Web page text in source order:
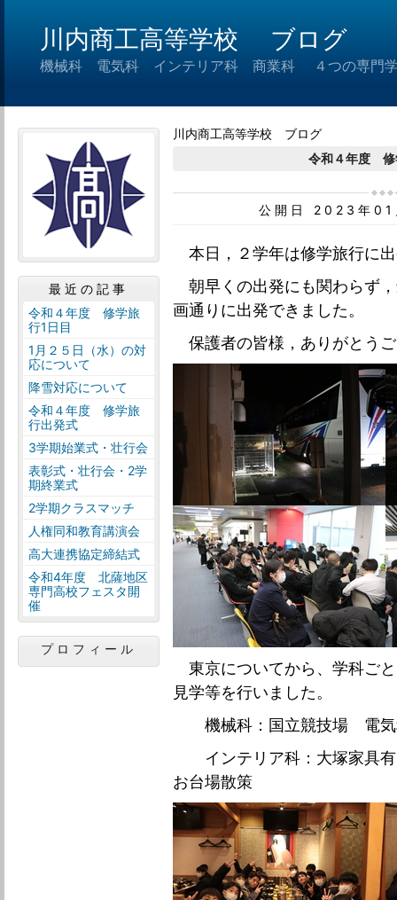
川内商工高等学校 ブログ
機械科 電気科 インテリア科 商業科 ４つの専門学
川内商工高等学校 ブログ
令和４年度 修
公開日 2023年
本日，２学年は修学旅行に
朝早くの出発にも関わらず
画通りに出発できました。
保護者の皆様，ありがとう
東京についてから、学科ご
見学等を行いました。
機械科：国立競技場 電気
インテリア科：大塚家具
お台場散策
最近の記事
令和４年度 修学旅
行1日目
1月２５日（水）の対
応について
降雪対応について
令和４年度 修学旅
行出発式
3学期始業式・壮行会
表彰式・壮行会・2学
期終業式
2学期クラスマッチ
人権同和教育講演会
高大連携協定締結式
令和4年度 北薩地区
専門高校フェスタ開
催
プロフィール